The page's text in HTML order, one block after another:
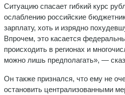
Ситуацию спасает гибкий курс
ослаблению российские
зарплату, хоть и изрядно
Впрочем, это касается
происходить в регионах и
можно лишь предполагать», —
Он также признался, что ему не
остановить централизованными